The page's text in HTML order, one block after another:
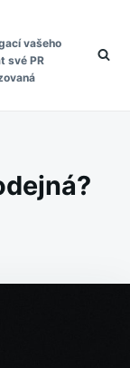
vašeho
své PR